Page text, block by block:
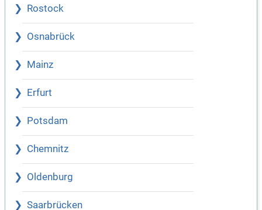
Rostock
Osnabrück
Mainz
Erfurt
Potsdam
Chemnitz
Oldenburg
Saarbrücken